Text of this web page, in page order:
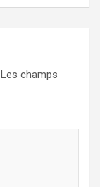
Les champs